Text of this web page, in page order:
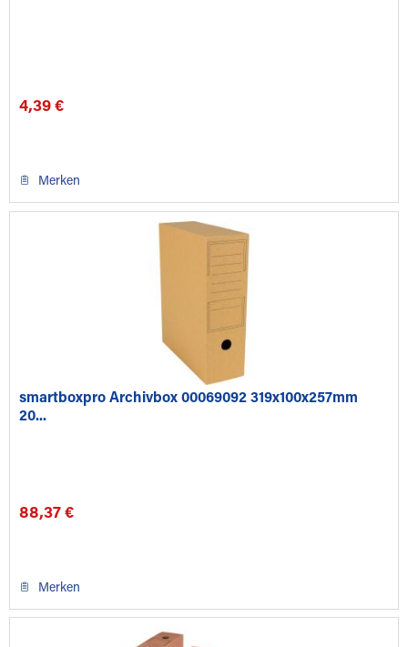
4,39 €
Merken
smartboxpro Archivbox 00069092 319x100x257mm
20...
88,37 €
Merken